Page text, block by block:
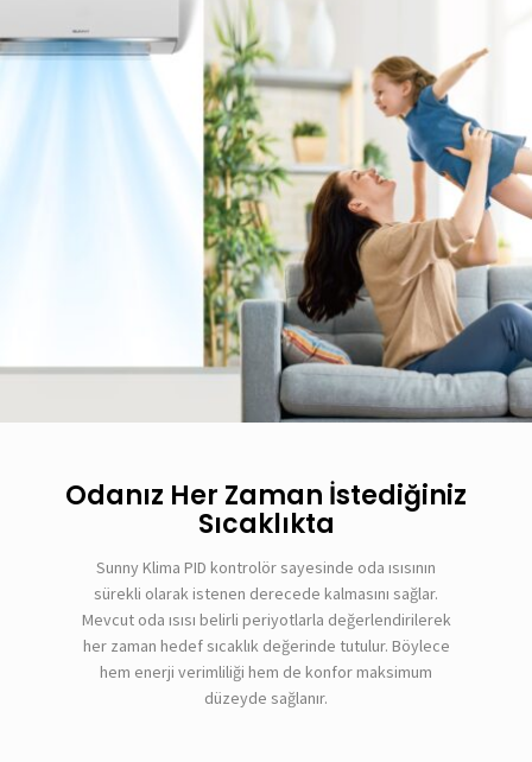
Odanız Her Zaman İstediğiniz
Sıcaklıkta
Sunny Klima PID kontrolör sayesinde oda ısısının
sürekli olarak istenen derecede kalmasını sağlar.
Mevcut oda ısısı belirli periyotlarla değerlendirilerek
her zaman hedef sıcaklık değerinde tutulur. Böylece
hem enerji verimliliği hem de konfor maksimum
düzeyde sağlanır.